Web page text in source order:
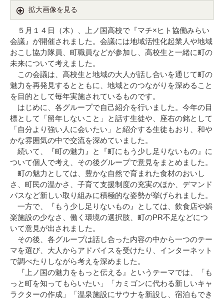
拡大画像を見る
５月１４日（木）、上ノ国高校で『マチ×ヒト協働みらい
会議』が開催されました。会議には地域活性化起業人や地域
おこし協力隊員、町職員などが参加し、高校生と一緒に町の
未来について考えました。
この会議は、高校生と地域の大人が話し合いを通じて町の
魅力を再発見するとともに、地域とのつながりを深めること
を目的として毎年実施されているものです。
はじめに、各グループで自己紹介を行いました。今年の目
標として「留年しないこと」と話す生徒や、座右の銘として
「自分より強い人に会いたい」と紹介する生徒もおり、和や
かな雰囲気の中で交流を深めていました。
続いて、『町の魅力』と『町にもう少し足りないもの』に
ついて個人で考え、その後グループで意見をまとめました。
町の魅力としては、豊かな自然で育まれた食材のおいし
さ、町民の温かさ、子育て支援制度の充実のほか、デマンド
バスなど新しい取り組みに積極的な姿勢が挙げられました。
一方で、『もう少し足りないもの』としては、飲食店や娯
楽施設の少なさ、働く環境の選択肢、町のPR不足などにつ
いて意見が出されました。
その後、各グループは話し合った内容の中から一つのテー
マを選び、大人からアドバイスを受けたり、インターネット
で調べたりしながら考えを深めました。
『上ノ国の魅力をもっと伝える』というテーマでは、「も
っと町を知ってもらいたい」「カミゴンに代わる新しいキャ
ラクターの作成」「温泉施設にサウナを新設し、宿泊もでき